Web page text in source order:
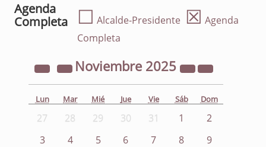
Agenda
Completa
☐ Alcalde-Presidente ☒ Agenda
Completa
Noviembre 2025
Lun Mar Mié Jue Vie Sáb Dom
27 28 29 30 31 1
2
3
4 5 6 7 8
9